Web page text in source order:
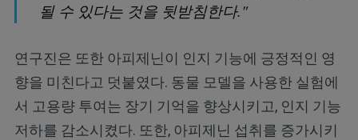
될 수 있다는 것을 뒷받침한다."
연구진은 또한 아피제닌이 인지 기능에 긍정적인 영
향을 미친다고 덧붙였다. 동물 모델을 사용한 실험에
서 고용량 투여는 장기 기억을 향상시키고, 인지 기능
저하를 감소시켰다. 또한, 아피제닌 섭취를 증가시키